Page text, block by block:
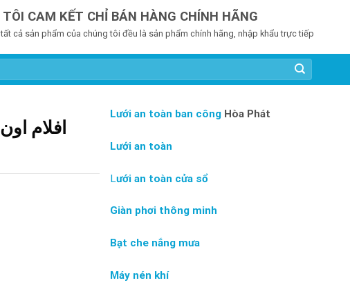
TÔI CAM KẾT CHỈ BÁN HÀNG CHÍNH HÃNG
cả sản phẩm của chúng tôi đều là sản phẩm chính hãng, nhập khẩu trực tiếp
Lưới an toàn ban công Hòa Phát
Lưới an toàn
Lưới an toàn cửa sổ
Giàn phơi thông minh
Bạt che nắng mưa
Máy nén khí